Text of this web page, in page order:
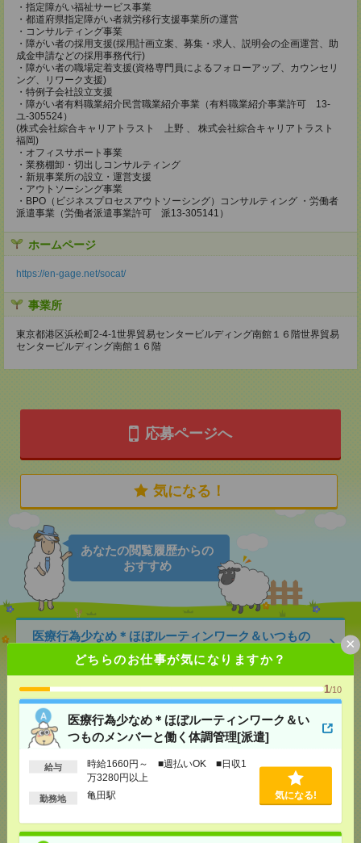
どちらのお仕事が気になりますか？
1/10
医療行為少なめ＊ほぼルーティンワーク＆い
つものメンバーと働く体調管理[派遣]
給与
時給1660円～ ■週払いOK ■日収1
万3280円以上
勤務地 亀田駅 気になる!
×
・指定障がい福祉サービス事業
・都道府県指定障がい者就労移行支援事業所の運営
・コンサルティング事業
・障がい者の採用支援(採用計画立案、募集・求人、説明会の企画運営、助
成金申請などの採用事務代行)
・障がい者の職場定着支援(資格専門員によるフォローアップ、カウンセリ
ング、リワーク支援)
・特例子会社設立支援
・障がい者有料職業紹介民営職業紹介事業（有料職業紹介事業許可 13-
ユ-305524）
(株式会社綜合キャリアトラスト 上野 、 株式会社綜合キャリアトラスト
福岡)
・オフィスサポート事業
・業務棚卸・切出しコンサルティング
・新規事業所の設立・運営支援
・アウトソーシング事業
・BPO（ビジネスプロセスアウトソーシング）コンサルティング ・労働者
派遣事業（労働者派遣事業許可 派13-305141）
ホームページ
https://en-gage.net/socat/
事業所
東京都港区浜松町2-4-1世界貿易センタービルディング南館１６階世界貿易
センタービルディング南館１６階
応募ページへ
気になる！
あなたの閲覧履歴からの
おすすめ
医療行為少なめ＊ほぼルーティンワーク＆いつもの
メンバーと働く体調管理[派遣]
3280円以上
[交通費]
交通費全額支給
[勤務地]
亀田駅
気になる！
【未経験から安心スタート！】仕分け・梱包・ピッ
キング/日払いOK[派遣]
[交通費]交通費規定内支給